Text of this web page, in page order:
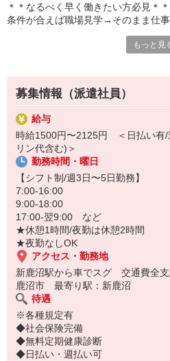
＊＊なるべく早く働きたい方必見＊＊
条件が合えば職場見学→そのまま仕
■生活相談やお話相手
■買い物代行
■個人に合わせた生活介助 など
★応募完了後は専属コーディネータ
ポート★
・働き始める時期
・希望時給
・勤務曜日や勤務頻度
・通勤時間
など、条件含めどんなことでもご相談
もっと見
募集情報（派遣社員）
給与
時給1500円〜2125円 ＜日払い有/
リン代含む)＞
勤務時間・曜日
【シフト制/週3日〜5日勤務】
7:00-16:00
9:00-18:00
17:00-翌9:00 など
★休憩1時間/夜勤は休憩2時間
★夜勤なしOK
アクセス・勤務地
新鹿沼駅から車でスグ 交通費全
鹿沼市 最寄り駅：新鹿沼
待遇
※各種規定有
◆社会保険完備
◆無料定期健康診断
◆日払い・週払い可